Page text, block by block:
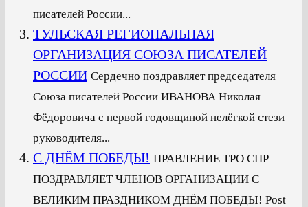
писателей России...
ТУЛЬСКАЯ РЕГИОНАЛЬНАЯ
ОРГАНИЗАЦИЯ СОЮЗА ПИСАТЕЛЕЙ
РОССИИ Сердечно поздравляет председателя
Союза писателей России ИВАНОВА Николая
Фёдоровича с первой годовщиной нелёгкой стези
руководителя...
С ДНЁМ ПОБЕДЫ! ПРАВЛЕНИЕ ТРО СПР
ПОЗДРАВЛЯЕТ ЧЛЕНОВ ОРГАНИЗАЦИИ С
ВЕЛИКИМ ПРАЗДНИКОМ ДНЁМ ПОБЕДЫ! Post